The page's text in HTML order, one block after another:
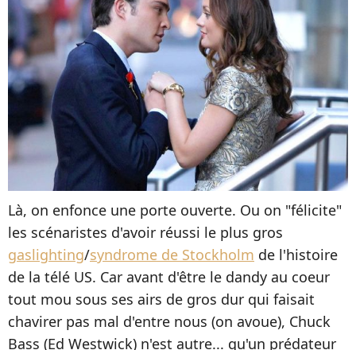
Là, on enfonce une porte ouverte. Ou on "félicite"
les scénaristes d'avoir réussi le plus gros
gaslighting/syndrome de Stockholm de l'histoire
de la télé US. Car avant d'être le dandy au coeur
tout mou sous ses airs de gros dur qui faisait
chavirer pas mal d'entre nous (on avoue), Chuck
Bass (Ed Westwick) n'est autre... qu'un prédateur